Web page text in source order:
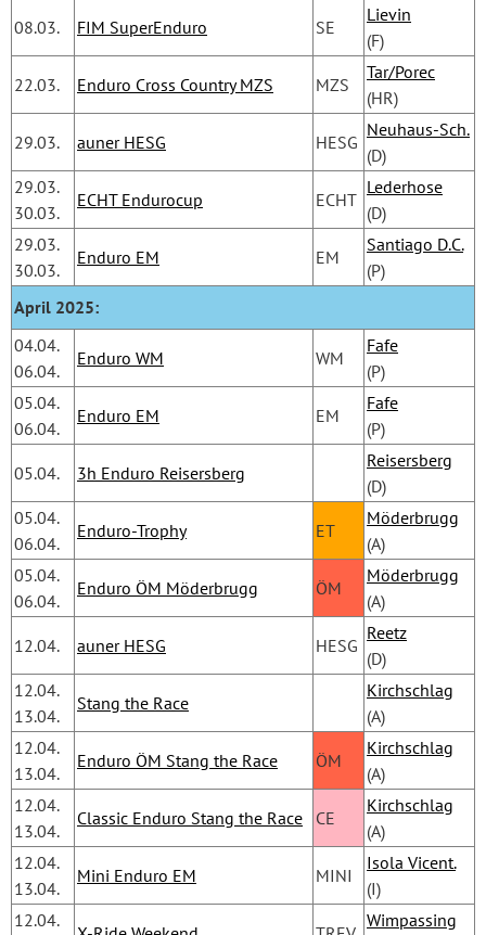
08.03. FIM SuperEnduro SE
Lievin
(F)
22.03. Enduro Cross Country MZS MZS
Tar/Porec
(HR)
29.03. auner HESG HESG
Neuhaus-Sch.
(D)
29.03.
30.03.
ECHT Endurocup ECHT
Lederhose
(D)
29.03.
30.03.
Enduro EM EM
Santiago D.C.
(P)
April 2025:
04.04.
06.04.
Enduro WM WM
Fafe
(P)
05.04.
06.04.
Enduro EM EM
Fafe
(P)
05.04. 3h Enduro Reisersberg
Reisersberg
(D)
05.04.
06.04.
Enduro-Trophy ET
Möderbrugg
(A)
05.04.
06.04.
Enduro ÖM Möderbrugg ÖM
Möderbrugg
(A)
12.04. auner HESG HESG
Reetz
(D)
12.04.
13.04.
Stang the Race
Kirchschlag
(A)
12.04.
13.04.
Enduro ÖM Stang the Race ÖM
Kirchschlag
(A)
12.04.
13.04.
Classic Enduro Stang the Race CE
Kirchschlag
(A)
12.04.
13.04.
Mini Enduro EM MINI
Isola Vicent.
(I)
12.04.
Wimpassing